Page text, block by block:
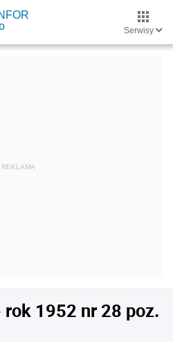
Serwisy
1952 nr 28 poz.